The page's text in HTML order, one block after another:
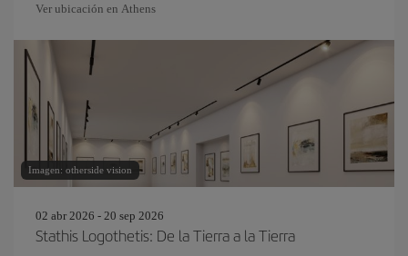
Ver ubicación en Athens
Imagen: otherside vision
02 abr 2026 - 20 sep 2026
Stathis Logothetis: De la Tierra a la Tierra